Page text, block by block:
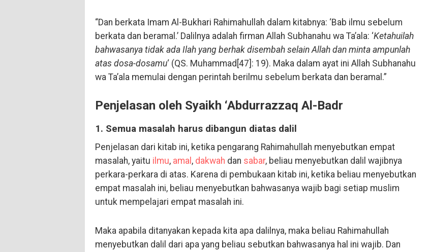
“Dan berkata Imam Al-Bukhari Rahimahullah dalam kitabnya: ‘Bab ilmu sebelum
berkata dan beramal.’ Dalilnya adalah firman Allah Subhanahu wa Ta’ala: ‘Ketahuilah
bahwasanya tidak ada Ilah yang berhak disembah selain Allah dan minta ampunlah
atas dosa-dosamu‘ (QS. Muhammad[47]: 19). Maka dalam ayat ini Allah Subhanahu
wa Ta’ala memulai dengan perintah berilmu sebelum berkata dan beramal.”
Penjelasan oleh Syaikh ‘Abdurrazzaq Al-Badr
1. Semua masalah harus dibangun diatas dalil
Penjelasan dari kitab ini, ketika pengarang Rahimahullah menyebutkan empat
masalah, yaitu ilmu, amal , dakwah dan sabar, beliau menyebutkan dalil wajibnya
perkara-perkara di atas. Karena di pembukaan kitab ini, ketika beliau menyebutkan
empat masalah ini, beliau menyebutkan bahwasanya wajib bagi setiap muslim
untuk mempelajari empat masalah ini.
Maka apabila ditanyakan kepada kita apa dalilnya, maka beliau Rahimahullah
menyebutkan dalil dari apa yang beliau sebutkan bahwasanya hal ini wajib. Dan